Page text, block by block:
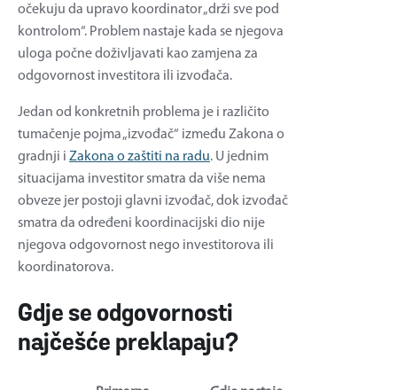
očekuju da upravo koordinator „drži sve pod
kontrolom“. Problem nastaje kada se njegova
uloga počne doživljavati kao zamjena za
odgovornost investitora ili izvođača.
Jedan od konkretnih problema je i različito
tumačenje pojma „izvođač“ između Zakona o
gradnji i Zakona o zaštiti na radu. U jednim
situacijama investitor smatra da više nema
obveze jer postoji glavni izvođač, dok izvođač
smatra da određeni koordinacijski dio nije
njegova odgovornost nego investitorova ili
koordinatorova.
Gdje se odgovornosti
najčešće preklapaju?